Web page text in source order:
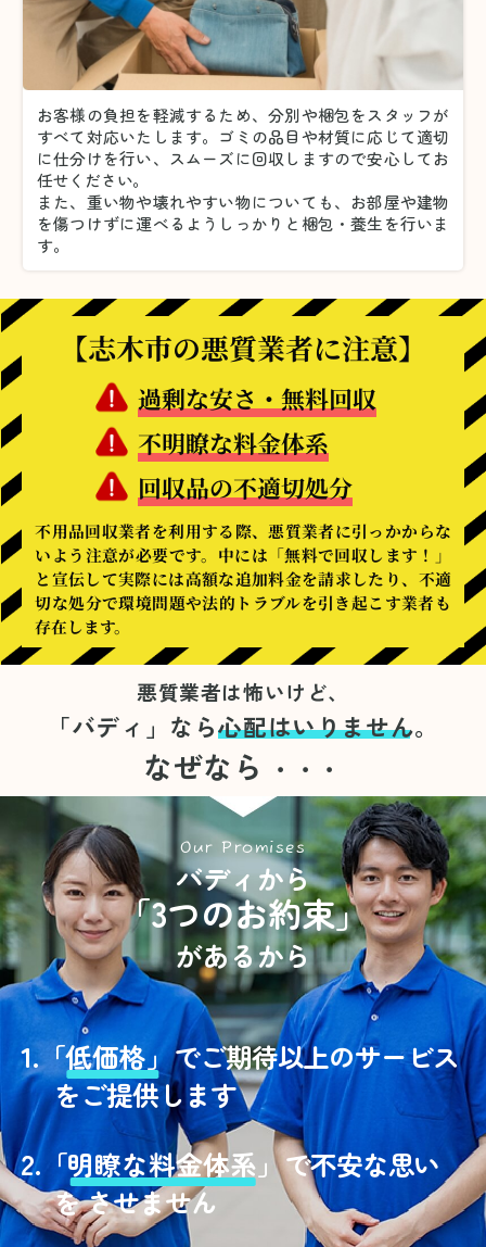
お客様の負担を軽減するため、分別や梱包をスタッフが
すべて対応いたします。 ゴミの品目や材質に応じて適切
に仕分けを行い、スムーズに回収しますので安心してお
任せください。
また、重い物や壊れやすい物についても、お部屋や建物
を傷つけずに運べるようしっかりと梱包・養生を行いま
す。
【志木市の悪質業者に注意】
過剰な安さ・無料回収
不明瞭な料金体系
回収品の不適切処分
不用品回収業者を利用する際、悪質業者に引っかからな
いよう注意が必要です。中には「無料で回収します！」
と宣伝して実際には高額な追加料金を請求したり、不適
切な処分で環境問題や法的トラブルを引き起こす業者も
存在します。
悪質業者は怖いけど、
「バディ」なら心配はいりません。
なぜなら ・・・
Our Promises
バディから
「3つのお約束」
があるから
1.「低価格」でご期待以上のサービス
をご提供します
2.「明瞭な料金体系」で不安な思い
を させません